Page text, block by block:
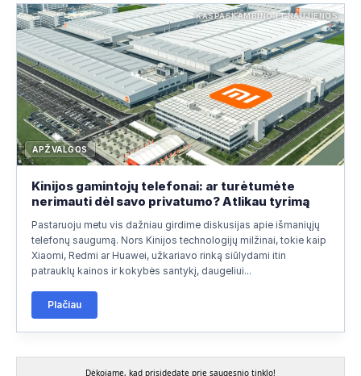
KASPASKAMBINO.LT NAUJIENOS
APŽVALGOS
Kinijos gamintojų telefonai: ar turėtumėte
nerimauti dėl savo privatumo? Atlikau tyrimą
Pastaruoju metu vis dažniau girdime diskusijas apie išmaniųjų
telefonų saugumą. Nors Kinijos technologijų milžinai, tokie kaip
Xiaomi, Redmi ar Huawei, užkariavo rinką siūlydami itin
patrauklų kainos ir kokybės santykį, daugeliui...
Plačiau
Dėkojame, kad prisidedate prie saugesnio tinklo!